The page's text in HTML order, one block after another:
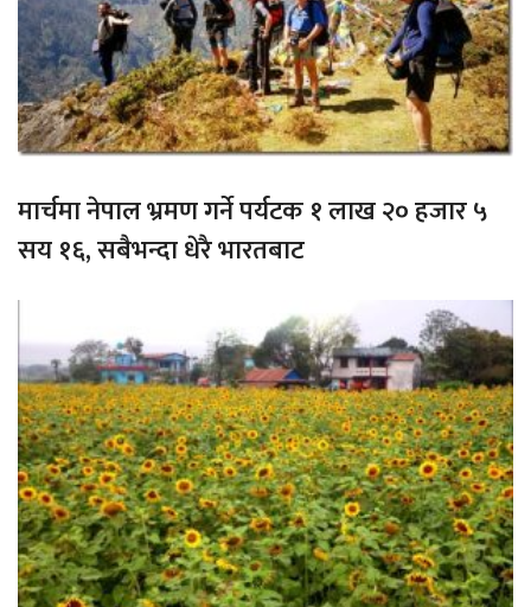
मार्चमा नेपाल भ्रमण गर्ने पर्यटक १ लाख २० हजार ५
सय १६, सबैभन्दा धेरै भारतबाट